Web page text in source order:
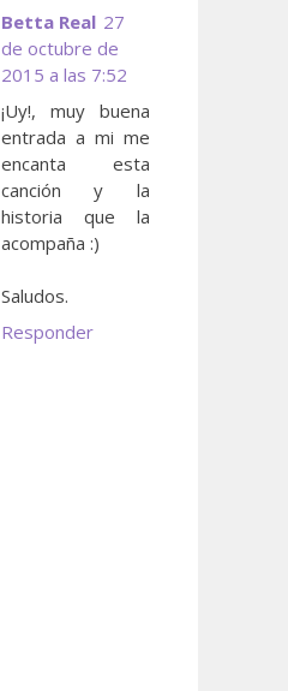
Betta Real 27
de octubre de
2015 a las 7:52
¡Uy!, muy buena
entrada a mi me
encanta esta
canción y la
historia que la
acompaña :)
Saludos.
Responder